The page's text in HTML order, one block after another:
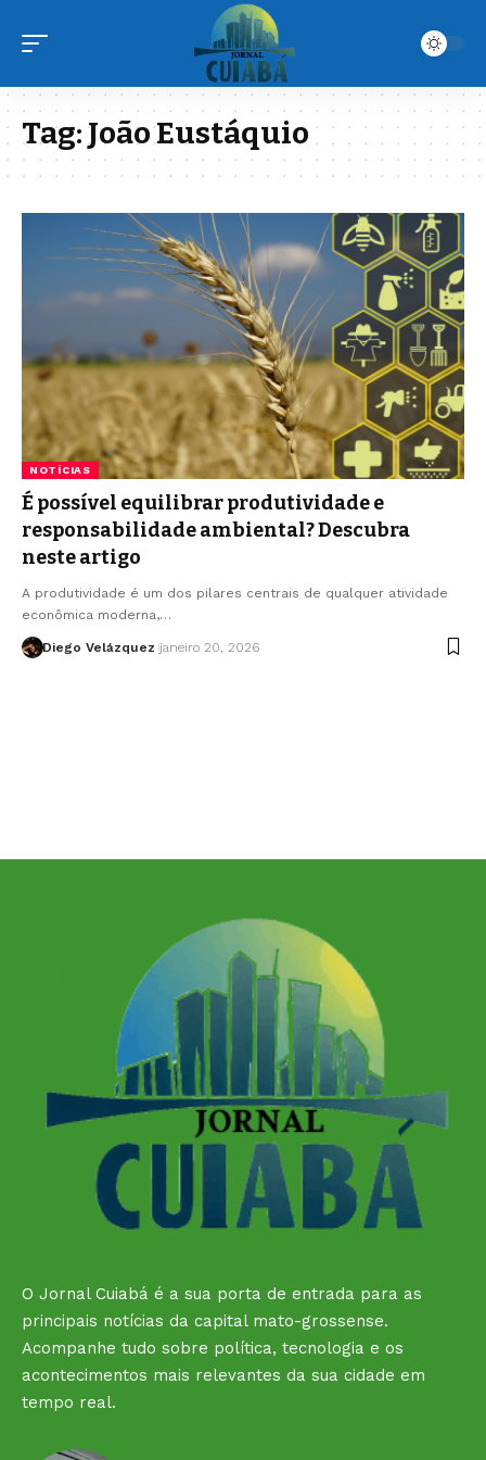
Tag:João Eustáquio
NOTÍCIAS
É possível equilibrar produtividade e
responsabilidade ambiental? Descubra
neste artigo
A produtividade é um dos pilares centrais de qualquer atividade
econômica moderna,…
Diego Velázquez janeiro 20, 2026
O Jornal Cuiabá é a sua porta de entrada para as
principais notícias da capital mato-grossense.
Acompanhe tudo sobre política, tecnologia e os
acontecimentos mais relevantes da sua cidade em
tempo real.